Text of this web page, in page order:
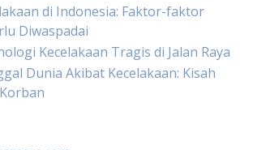
di Indonesia: Faktor-faktor
Diwaspadai
Kecelakaan Tragis di Jalan Raya
Dunia Akibat Kecelakaan: Kisah